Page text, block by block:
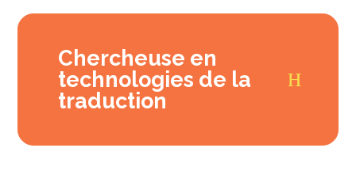
Chercheuse en
technologies de la
traduction